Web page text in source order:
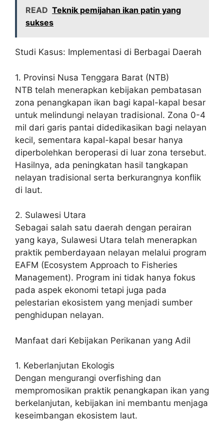
READ Teknik pemijahan ikan patin yang
sukses
Studi Kasus: Implementasi di Berbagai Daerah
1. Provinsi Nusa Tenggara Barat (NTB)
NTB telah menerapkan kebijakan pembatasan
zona penangkapan ikan bagi kapal-kapal besar
untuk melindungi nelayan tradisional. Zona 0-4
mil dari garis pantai didedikasikan bagi nelayan
kecil, sementara kapal-kapal besar hanya
diperbolehkan beroperasi di luar zona tersebut.
Hasilnya, ada peningkatan hasil tangkapan
nelayan tradisional serta berkurangnya konflik
di laut.
2. Sulawesi Utara
Sebagai salah satu daerah dengan perairan
yang kaya, Sulawesi Utara telah menerapkan
praktik pemberdayaan nelayan melalui program
EAFM (Ecosystem Approach to Fisheries
Management). Program ini tidak hanya fokus
pada aspek ekonomi tetapi juga pada
pelestarian ekosistem yang menjadi sumber
penghidupan nelayan.
Manfaat dari Kebijakan Perikanan yang Adil
1. Keberlanjutan Ekologis
Dengan mengurangi overfishing dan
mempromosikan praktik penangkapan ikan yang
berkelanjutan, kebijakan ini membantu menjaga
keseimbangan ekosistem laut.